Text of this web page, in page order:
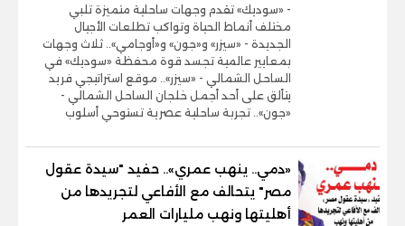
- «سوديك» تقدم وجهات ساحلية متميزة تلبي
مختلف أنماط الحياة وتواكب تطلعات الأجيال
الجديدة - «سيزر» و«جون» و«أوجامي».. ثلاث وجهات
بمعايير عالمية تجسد قوة محفظة «سوديك» في
الساحل الشمالي - «سيزر».. موقع استراتيجي فريد
يتألق على أحد أجمل خلجان الساحل الشمالي -
«جون».. تجربة ساحلية عصرية تستوحي أسلوب
«دمي.. ينهب عمري».. حفيد "سيدة عقول
مصر" يتحالف مع الأفاعي لتجريدها من
أهليتها ونهب مليارات العمر